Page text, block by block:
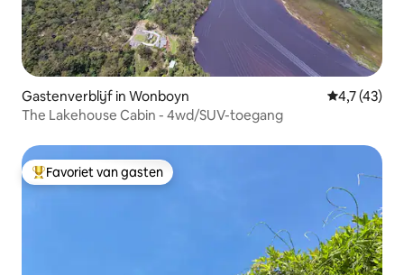
Gastenverblijf in Wonboyn
4,7 (43)
The Lakehouse Cabin - 4wd/SUV-toegang
Topfavoriet van gasten
Favoriet van gasten